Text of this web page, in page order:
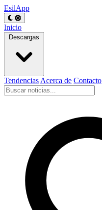
EsilApp
Inicio
Descargas
Tendencias Acerca de Contacto